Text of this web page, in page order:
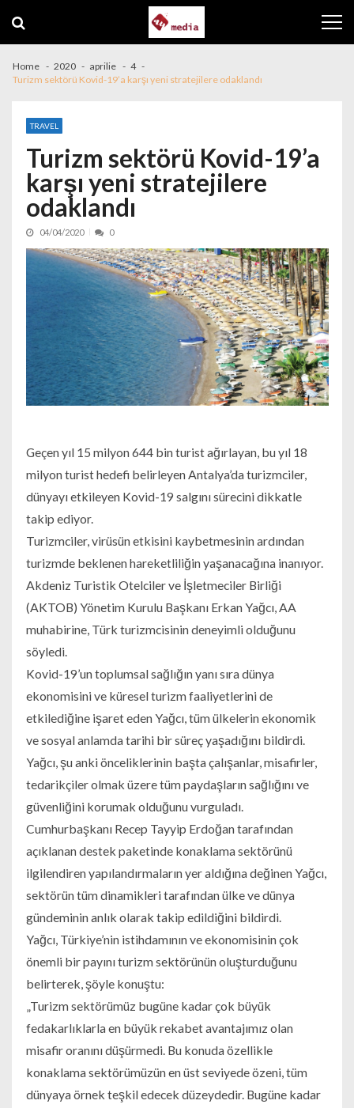
Home 2020 aprilie
4
Turizm sektörü Kovid-19’a karşı yeni stratejilere odaklandı
TRAVEL
Turizm sektörü Kovid-19’a
karşı yeni stratejilere
odaklandı
04/04/2020 0
Geçen yıl 15 milyon 644 bin turist ağırlayan, bu yıl 18
milyon turist hedefi belirleyen Antalya’da turizmciler,
dünyayı etkileyen Kovid-19 salgını sürecini dikkatle
takip ediyor.
Turizmciler, virüsün etkisini kaybetmesinin ardından
turizmde beklenen hareketliliğin yaşanacağına inanıyor.
Akdeniz Turistik Otelciler ve İşletmeciler Birliği
(AKTOB) Yönetim Kurulu Başkanı Erkan Yağcı, AA
muhabirine, Türk turizmcisinin deneyimli olduğunu
söyledi.
Kovid-19’un toplumsal sağlığın yanı sıra dünya
ekonomisini ve küresel turizm faaliyetlerini de
etkilediğine işaret eden Yağcı, tüm ülkelerin ekonomik
ve sosyal anlamda tarihi bir süreç yaşadığını bildirdi.
Yağcı, şu anki önceliklerinin başta çalışanlar, misafirler,
tedarikçiler olmak üzere tüm paydaşların sağlığını ve
güvenliğini korumak olduğunu vurguladı.
Cumhurbaşkanı Recep Tayyip Erdoğan tarafından
açıklanan destek paketinde konaklama sektörünü
ilgilendiren yapılandırmaların yer aldığına değinen Yağcı,
sektörün tüm dinamikleri tarafından ülke ve dünya
gündeminin anlık olarak takip edildiğini bildirdi.
Yağcı, Türkiye’nin istihdamının ve ekonomisinin çok
önemli bir payını turizm sektörünün oluşturduğunu
belirterek, şöyle konuştu:
„Turizm sektörümüz bugüne kadar çok büyük
fedakarlıklarla en büyük rekabet avantajımız olan
misafir oranını düşürmedi. Bu konuda özellikle
konaklama sektörümüzün en üst seviyede özeni, tüm
dünyaya örnek teşkil edecek düzeydedir. Bugüne kadar